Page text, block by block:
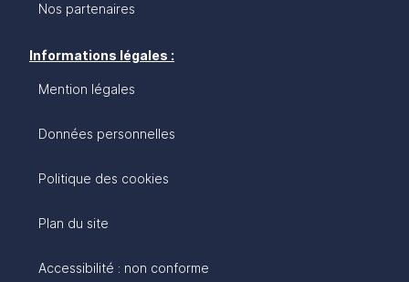
Nos partenaires
Informations légales :
Mention légales
Données personnelles
Politique des cookies
Plan du site
Accessibilité : non conforme